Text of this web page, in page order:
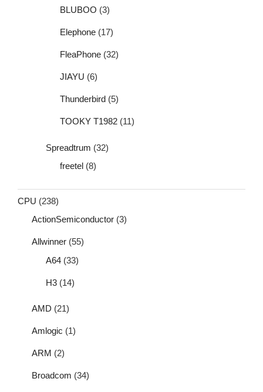
BLUBOO (3)
Elephone (17)
FleaPhone (32)
JIAYU (6)
Thunderbird (5)
TOOKY T1982 (11)
Spreadtrum (32)
freetel (8)
CPU (238)
ActionSemiconductor (3)
Allwinner (55)
A64 (33)
H3 (14)
AMD (21)
Amlogic (1)
ARM (2)
Broadcom (34)